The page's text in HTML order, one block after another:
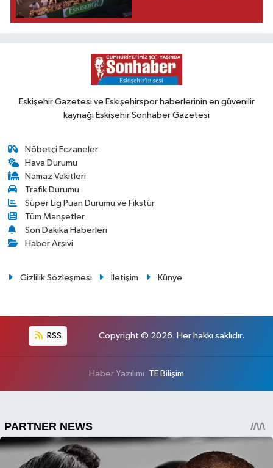
Eskişehir Gazetesi ve Eskişehirspor haberlerinin en güvenilir
kaynağı Eskişehir Sonhaber Gazetesi
Nöbetçi Eczaneler
Hava Durumu
Namaz Vakitleri
Trafik Durumu
Süper Lig Puan Durumu ve Fikstür
Tüm Manşetler
Son Dakika Haberleri
Haber Arşivi
Gizlilik Sözleşmesi İletişim Künye
RSS Copyright © 2026. Her hakkı saklıdır.
Haber Yazılımı: TE Bilişim